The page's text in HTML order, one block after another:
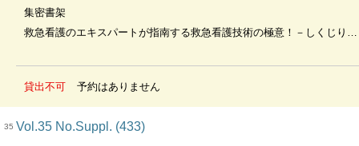
集密書架
救急看護のエキスパートが指南する救急看護技術の極意！－しくじりはこれでさよなら
貸出不可 予約はありません
35 Vol.35 No.Suppl. (433)